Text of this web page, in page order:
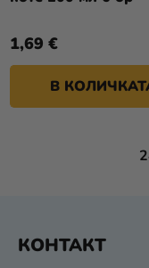
1,69 €
В
КОНТАКТ